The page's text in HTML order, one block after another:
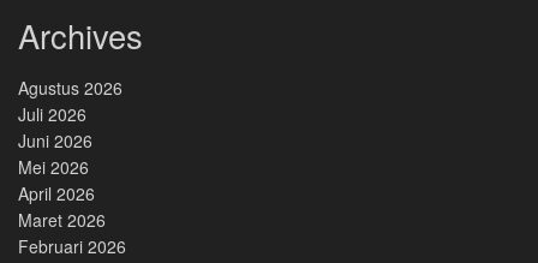
Archives
Agustus 2026
Juli 2026
Juni 2026
Mei 2026
April 2026
Maret 2026
Februari 2026